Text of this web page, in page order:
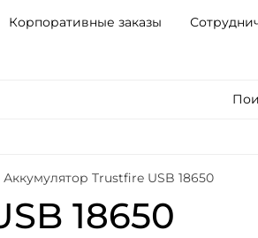
Корпоративные заказы
Аккумулятор Trustfire USB 18650
18650